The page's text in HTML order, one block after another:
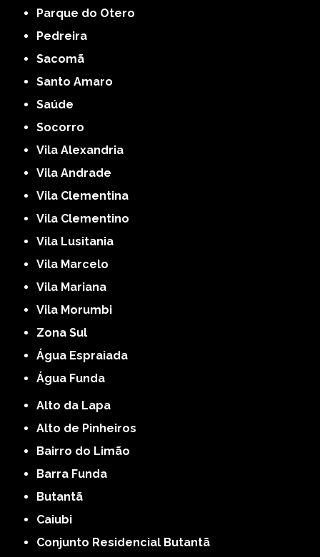
Parque do Otero
Pedreira
Sacomã
Santo Amaro
Saúde
Socorro
Vila Alexandria
Vila Andrade
Vila Clementina
Vila Clementino
Vila Lusitania
Vila Marcelo
Vila Mariana
Vila Morumbi
Zona Sul
Água Espraiada
Água Funda
Alto da Lapa
Alto de Pinheiros
Bairro do Limão
Barra Funda
Butantã
Caiubi
Conjunto Residencial Butantã